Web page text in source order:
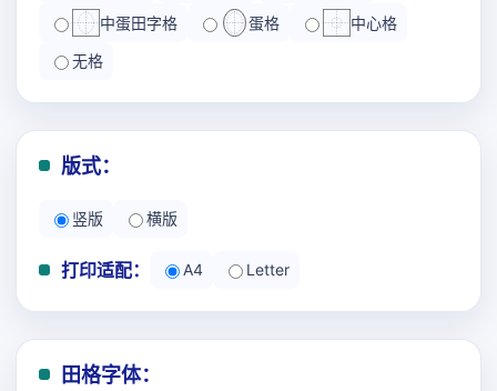
中蛋田字格 蛋格 中心格
无格
版式：
竖版 横版
打印适配： A4 Letter
田格字体：